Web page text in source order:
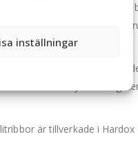
inställningar
anpassats för hantering av
Skopan är utrustad med
trubbade skäret och
skär. De utbytbara
är tillverkade i